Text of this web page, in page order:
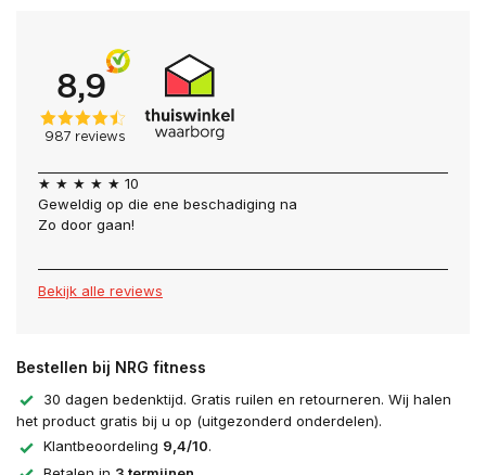
★ ★ ★ ★ ★ 10
Geweldig op die ene beschadiging na
Zo door gaan!
Bekijk alle reviews
Bestellen bij NRG fitness
30 dagen bedenktijd. Gratis ruilen en retourneren. Wij halen
het product gratis bij u op (uitgezonderd onderdelen).
Klantbeoordeling 9,4/10.